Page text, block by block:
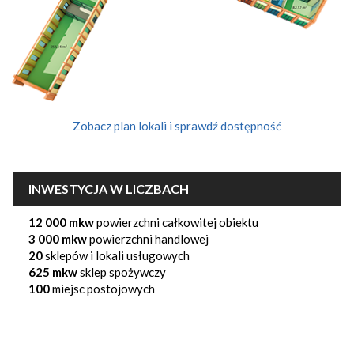
Zobacz plan lokali i sprawdź dostępność
INWESTYCJA W LICZBACH
12 000 mkwpowierzchni całkowitej obiektu
3 000 mkwpowierzchni handlowej
20sklepów i lokali usługowych
625 mkwsklep spożywczy
100miejsc postojowych